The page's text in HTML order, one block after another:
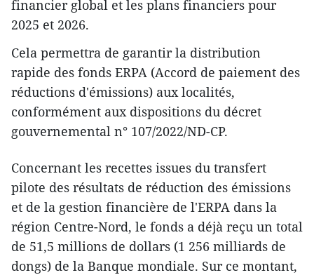
financier global et les plans financiers pour
2025 et 2026.
Cela permettra de garantir la distribution
rapide des fonds ERPA (Accord de paiement des
réductions d'émissions) aux localités,
conformément aux dispositions du décret
gouvernemental n° 107/2022/ND-CP.
Concernant les recettes issues du transfert
pilote des résultats de réduction des émissions
et de la gestion financière de l'ERPA dans la
région Centre-Nord, le fonds a déjà reçu un total
de 51,5 millions de dollars (1 256 milliards de
dongs) de la Banque mondiale. Sur ce montant,